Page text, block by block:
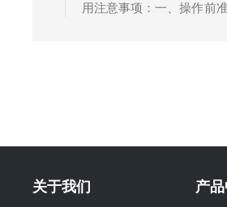
用注意事项：一、操作前
关于我们 产